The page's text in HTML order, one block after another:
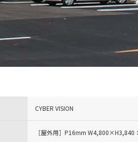
CYBER VISION
［屋外用］P16mm W4,800×H3,840